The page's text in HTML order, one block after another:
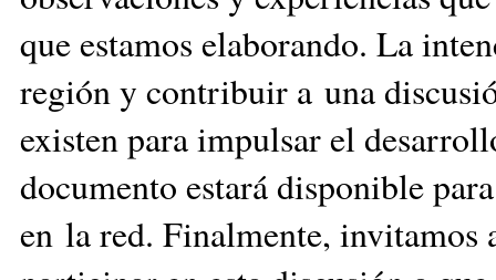
que estamos elaborando. La
región y contribuir a una
existen para impulsar el
documento estará disponible
en la red. Finalmente, invitamos